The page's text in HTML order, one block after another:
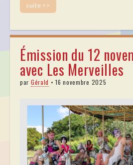
suite >>
Émission du 12
avec Les Merveilles
par Gérald •16 novembre 2025